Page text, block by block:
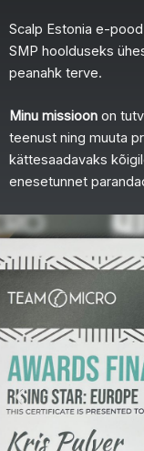
Scalp Estonia e-
SMP hoolduseks
peanahk terve.
Minu missioon on
teenust ning muuta
kättesaadavaks
enesetunnet